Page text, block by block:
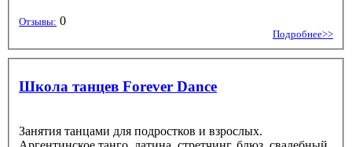
Отзывы: 0
Подробнее>>
Школа танцев Forever Dance
Занятия танцами для подростков и взрослых.